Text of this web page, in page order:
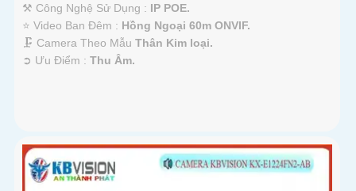
⚒ Công Nghệ Sử Dụng : IP POE.
⭐ Video Ban Đêm : Hồng Ngoại 60m ONVIF.
🗜️ Camera Theo Mẫu Thân Kim loại.
️➲ Ưu Điểm : Thu Âm.